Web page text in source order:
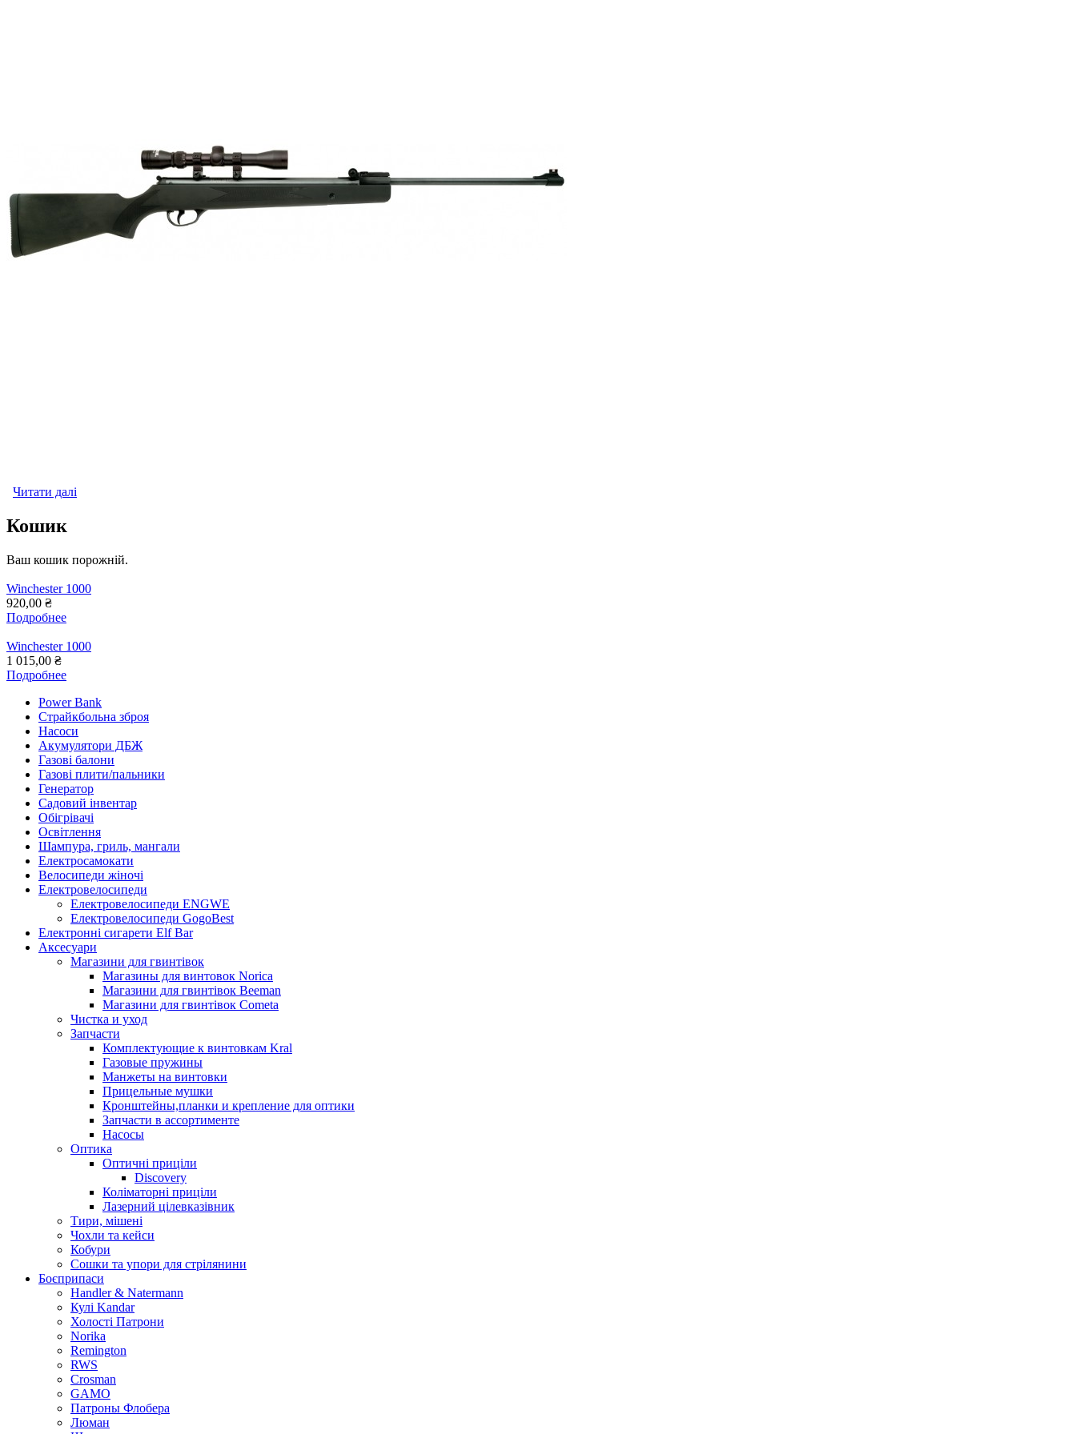
Читати далі
Кошик
Ваш кошик порожній.
Winchester 1000
920,00 ₴
Подробнее
Winchester 1000
1 015,00 ₴
Подробнее
Power Bank
Страйкбольна зброя
Насоси
Акумулятори ДБЖ
Газові балони
Газові плити/пальники
Генератор
Садовий інвентар
Обігрівачі
Освітлення
Шампура, гриль, мангали
Електросамокати
Велосипеди жіночі
Електровелосипеди
Електровелосипеди ENGWE
Електровелосипеди GogoBest
Електронні сигарети Elf Bar
Аксесуари
Магазини для гвинтівок
Магазины для винтовок Norica
Магазини для гвинтівок Beeman
Магазини для гвинтівок Cometa
Чистка и уход
Запчасти
Комплектующие к винтовкам Kral
Газовые пружины
Манжеты на винтовки
Прицельные мушки
Кронштейны,планки и крепление для оптики
Запчасти в ассортименте
Насосы
Оптика
Оптичні приціли
Discovery
Коліматорні приціли
Лазерний цілевказівник
Тири, мішені
Чохли та кейси
Кобури
Сошки та упори для стрілянини
Боєприпаси
Handler & Natermann
Кулі Kandar
Холості Патрони
Norika
Remington
RWS
Crosman
GAMO
Патроны Флобера
Люман